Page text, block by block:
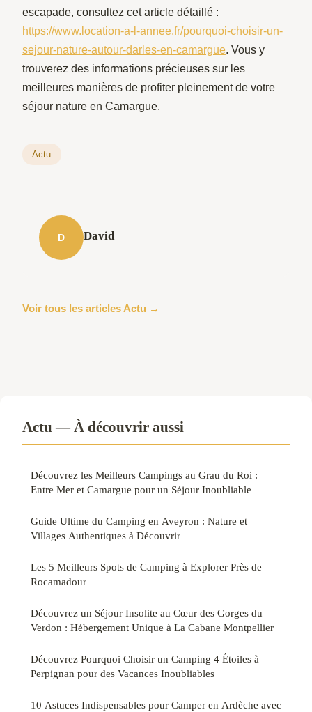
escapade, consultez cet article détaillé :
https://www.location-a-l-annee.fr/pourquoi-choisir-un-
sejour-nature-autour-darles-en-camargue. Vous y
trouverez des informations précieuses sur les
meilleures manières de profiter pleinement de votre
séjour nature en Camargue.
Actu
D David
Voir tous les articles Actu →
Actu — À découvrir aussi
Découvrez les Meilleurs Campings au Grau du Roi :
Entre Mer et Camargue pour un Séjour Inoubliable
Guide Ultime du Camping en Aveyron : Nature et
Villages Authentiques à Découvrir
Les 5 Meilleurs Spots de Camping à Explorer Près de
Rocamadour
Découvrez un Séjour Insolite au Cœur des Gorges du
Verdon : Hébergement Unique à La Cabane Montpellier
Découvrez Pourquoi Choisir un Camping 4 Étoiles à
Perpignan pour des Vacances Inoubliables
10 Astuces Indispensables pour Camper en Ardèche avec